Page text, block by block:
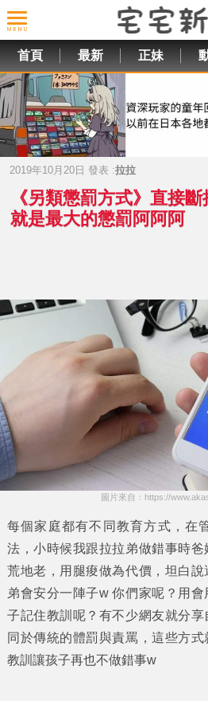
首頁 最新 正妹
2019年10月20日 發表 :拉拉
《另類懲罰方式》直接
就是最大的懲罰阿阿阿
圖片來自：https://
每個家庭都有不同教育方式，在
法，小時候我跟拉拉弟做錯事時
荒地老，用腿痠做為代價，坦白
弟會安分一陣子w 你們家呢？用
子記住教訓呢？有不少網友就分
同於傳統的體罰與責罵，這些方
教訓讓孩子再也不做錯事w